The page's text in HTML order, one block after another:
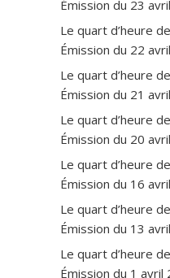
Émission du 23
Le quart d’heure
Émission du 22
Le quart d’heure
Émission du 21
Le quart d’heure
Émission du 20
Le quart d’heure
Émission du 16
Le quart d’heure
Émission du 13
Le quart d’heure
Émission du 1 avril